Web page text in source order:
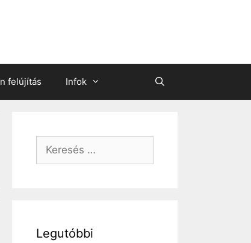
felújítás Infok
Keresés:
Legutóbbi